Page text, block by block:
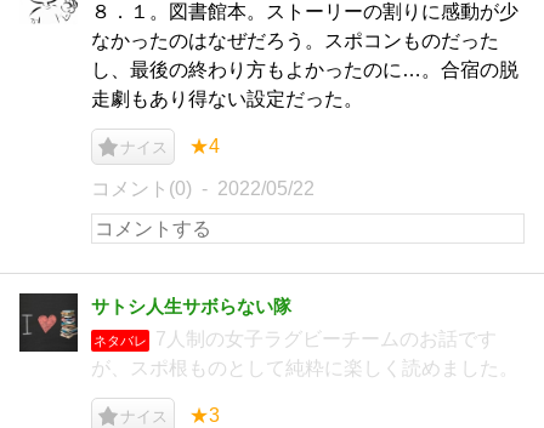
８．１。図書館本。ストーリーの割りに感動が少
なかったのはなぜだろう。スポコンものだった
し、最後の終わり方もよかったのに…。合宿の脱
走劇もあり得ない設定だった。
ナイス ★4
コメント(0) 2022/05/22
サトシ人生サボらない隊
ネタバレ
7人制の女子ラグビーチームのお話です
が、スポ根ものとして純粋に楽しく読めました。
ナイス ★3